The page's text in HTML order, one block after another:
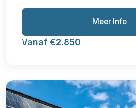
Meer Info
Vanaf €2.850